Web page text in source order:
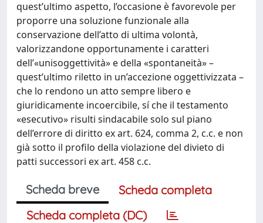
quest’ultimo aspetto, l’occasione è favorevole per
proporre una soluzione funzionale alla
conservazione dell’atto di ultima volontà,
valorizzandone opportunamente i caratteri
dell’«unisoggettività» e della «spontaneità» –
quest’ultimo riletto in un’accezione oggettivizzata –
che lo rendono un atto sempre libero e
giuridicamente incoercibile, sí che il testamento
«esecutivo» risulti sindacabile solo sul piano
dell’errore di diritto ex art. 624, comma 2, c.c. e non
già sotto il profilo della violazione del divieto di
patti successori ex art. 458 c.c.
Scheda breve
Scheda completa
Scheda completa (DC)